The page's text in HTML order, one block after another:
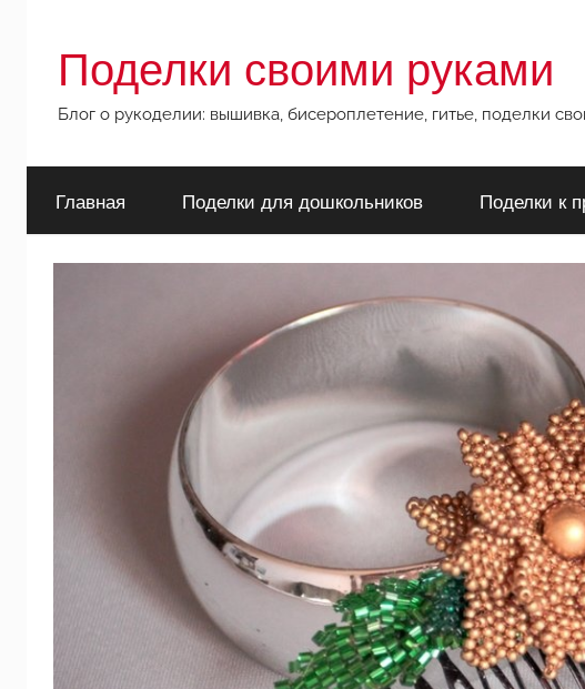
содержимому
Поделки своими руками
Блог о рукоделии: вышивка, бисероплетение, гитье, поделки
Главная Поделки для дошкольников Поделки к